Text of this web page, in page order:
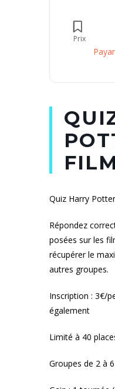
Prix
Quiz Harry
Répondez
posées sur les
récupérer le
autres groupes.
Inscription : 3€/
également
Limité à 40
Groupes de 2 à